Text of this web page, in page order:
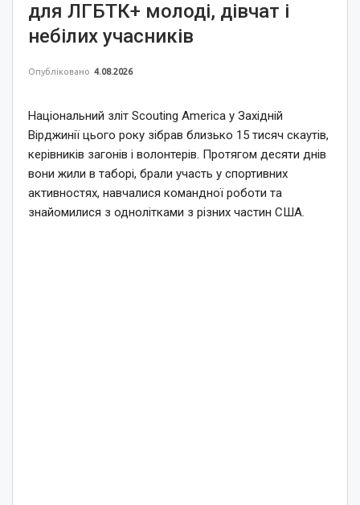
для ЛГБТК+ молоді, дівчат і
небілих учасників
Опубліковано 4.08.2026
Національний зліт Scouting America у Західній
Вірджинії цього року зібрав близько 15 тисяч скаутів,
керівників загонів і волонтерів. Протягом десяти днів
вони жили в таборі, брали участь у спортивних
активностях, навчалися командної роботи та
знайомилися з однолітками з різних частин США.